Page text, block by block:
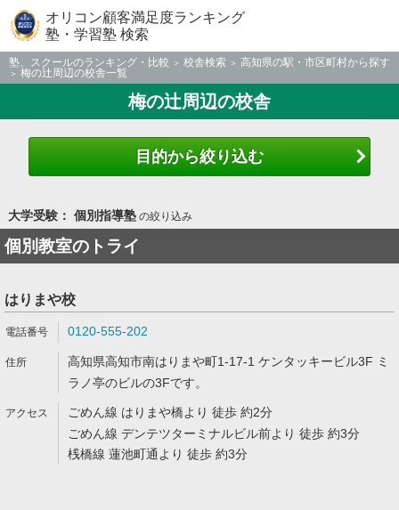
オリコン顧客満足度ランキング
塾・学習塾 検索
塾、スクールのランキング・比較 校舎検索
高知県の駅・市区町村から探す
梅の辻周辺の校舎一覧
梅の辻周辺の校舎
目的から絞り込む
大学受験： 個別指導塾の絞り込み
個別教室のトライ
はりまや校
0120-555-202
高知県高知市南はりまや町1-17-1 ケンタッキービル3F ミ
ラノ亭のビルの3Fです。
ごめん線 はりまや橋より 徒歩 約2分
ごめん線 デンテツターミナルビル前より 徒歩 約3分
桟橋線 蓮池町通より 徒歩 約3分